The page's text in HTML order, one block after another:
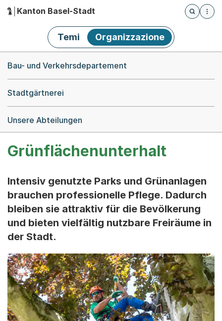
Hauptnavigation
Kanton Basel-Stadt
Öffnet
Temi Organizzazione
Bau- und Verkehrsdepartement
Stadtgärtnerei
Unsere Abteilungen
Grünflächenunterhalt
Intensiv genutzte Parks und Grünanlagen
brauchen professionelle Pflege. Dadurch
bleiben sie attraktiv für die Bevölkerung
und bieten vielfältig nutzbare Freiräume in
der Stadt.